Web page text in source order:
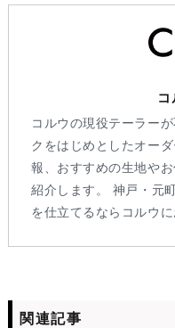
コ
コルウの現役テーラー
クをはじめとしたオー
報、おすすめの生地や
紹介します。 神戸・元
を仕立てるならコルウに
関連記事